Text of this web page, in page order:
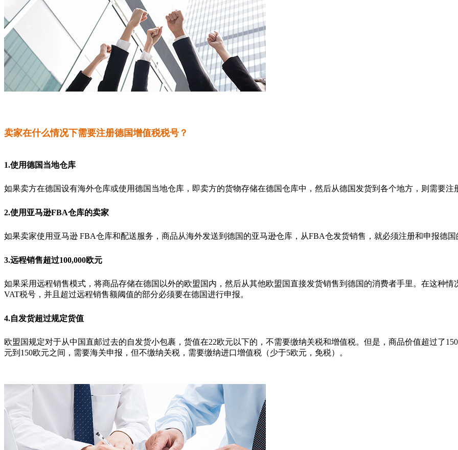
卖家在什么情况下需要注册德国增值税税号？
1.使用德国当地仓库
如果卖方在德国设有海外仓库或使用德国当地仓库，即卖方的货物存储在德国仓库中，然后从德国发货到各个地方，则需要注
2.使用亚马逊FBA仓库的卖家
如果卖家使用亚马逊 FBA仓库和配送服务，商品从海外发送到德国的亚马逊仓库，从FBA仓发货销售，就必须注册和申报德国
3.远程销售超过100,000欧元
如果采用远程销售模式，将商品存储在德国以外的欧盟国内，然后从其他欧盟国直接发货销售到德国的消费者手里。在这种
VAT税号，并且超过远程销售额阈值的部分必须要在德国进行申报。
4.自发货超过规定货值
欧盟国规定对于从中国直邮过去的自发货小包裹，货值在22欧元以下的，不需要缴纳关税和增值税。但是，商品价值超过了
元到150欧元之间，需要海关申报，但不缴纳关税，需要缴纳进口增值税（少于5欧元，免税）。